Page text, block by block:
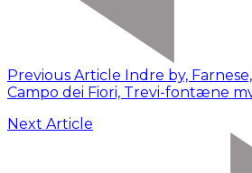
Previous Article Indre by,
Campo dei Fiori, Trevi-fontæne
Next Article